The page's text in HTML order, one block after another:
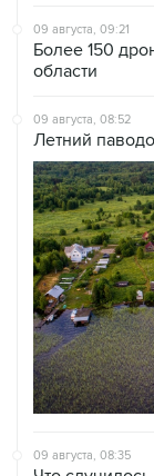
09 августа, 09:21
Более 150
области
09 августа, 08:52
Летний
09 августа, 08:35